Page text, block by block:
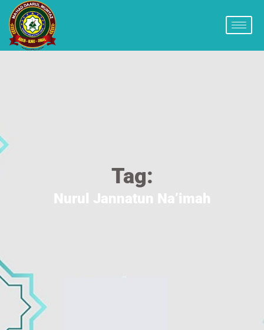
Tag:
Nurul Jannatun Na’imah